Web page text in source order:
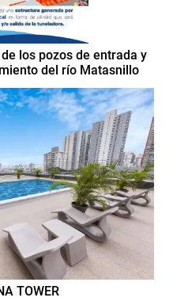
los pozos de entrada y
del río Matasnillo
TOWER